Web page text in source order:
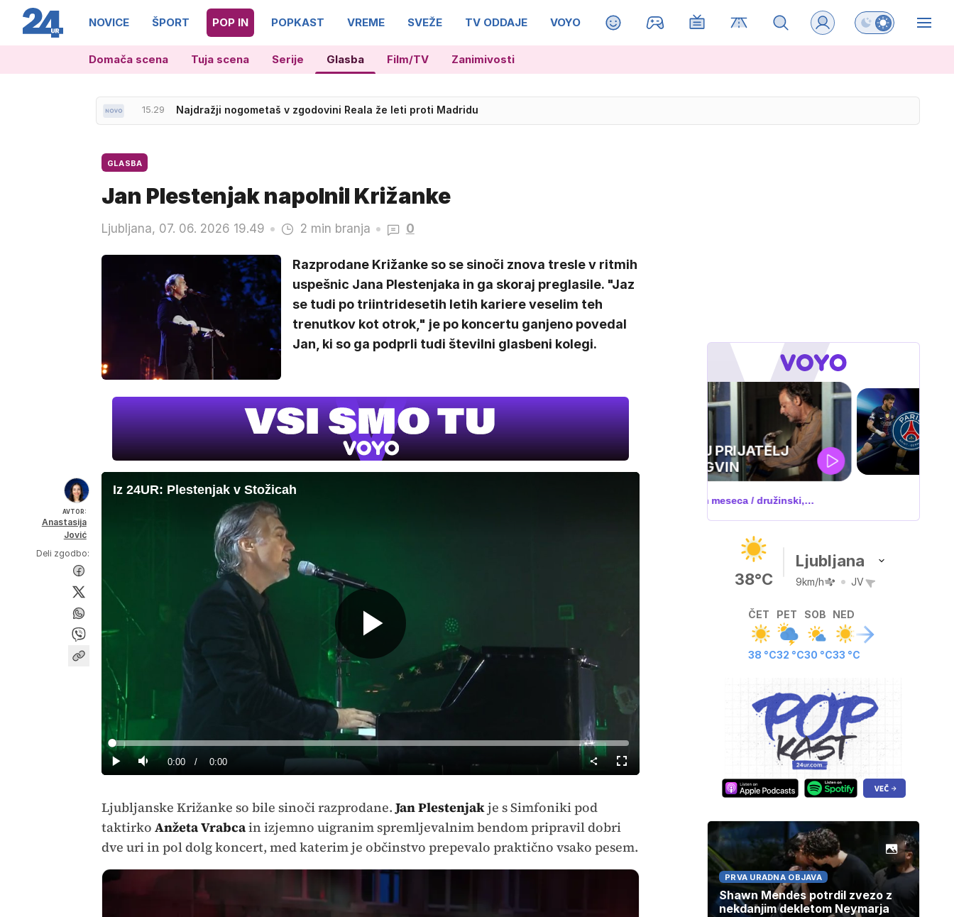
NOVICE ŠPORT POP IN POPKAST VREME SVEŽE TV ODDAJE VOYO MAGAZIN Preklopi barvni
Domača scena Tuja scena Serije Glasba Film/TV Zanimivosti
15.58 Trije AirTractorji nad nov požar, v bližini požarišča jadrali padalci
GLASBA
Jan Plestenjak napolnil Križanke
Ljubljana, 07. 06. 2026 19.49 2 min branja 0
Razprodane Križanke so se sinoči znova tresle v ritmih
uspešnic Jana Plestenjaka in ga skoraj preglasile. "Jaz
se tudi po triintridesetih letih kariere veselim teh
trenutkov kot otrok," je po koncertu ganjeno povedal
Jan, ki so ga podprli tudi številni glasbeni kolegi.
AVTOR:
Anastasija
Jović
Deli zgodbo:
Iz 24UR: Plestenjak v Stožicah
Predvajaj
PredvajajTiho Current
0:00 / Duration
0:00
Loaded:
0%
Celozaslonski
način
Ljubljanske Križanke so bile sinoči razprodane. Jan Plestenjakje s Simfoniki pod
taktirko Anžeta Vrabcain izjemno uigranim spremljevalnim bendom pripravil dobri
dve uri in pol dolg koncert, med katerim je občinstvo prepevalo praktično vsako pesem.
UEFA
SUPERPOKAL
V živo na VOYO: sreda ob 20.30
38°C
Ljubljana
9km/h JV
ČET
38 °C
PET
32 °C
SOB
30 °C
NED
33 °C
PRVA URADNA OBJAVA
Shawn Mendes potrdil zvezo z
nekdanjim dekletom Neymarja